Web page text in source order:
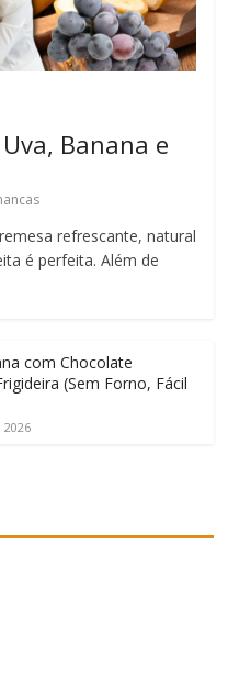
Banana e
refrescante, natural
é perfeita. Além de
com Chocolate
(Sem Forno, Fácil